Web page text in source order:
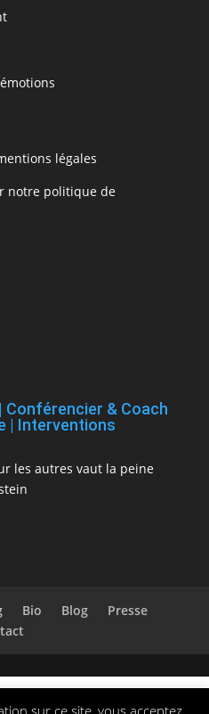
légales
notre politique de
Conférencier & Coach
| Interventions
les autres vaut la peine
Bio Blog
Presse
sur ce site, vous acceptez